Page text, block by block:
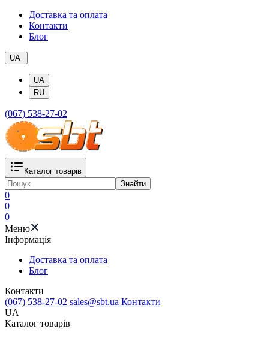
Доставка та оплата
Контакти
Блог
UA
UA
RU
(067) 538-27-02
Каталог товарів
Знайти
0
0
0
Меню
Iнформація
Доставка та оплата
Блог
Контакти
(067) 538-27-02 sales@sbt.ua Контакти
UA
Каталог товарів